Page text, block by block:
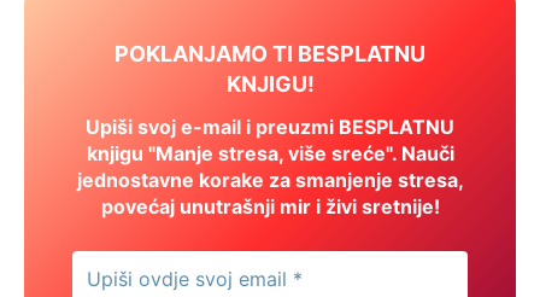
POKLANJAMO TI BESPLATNU
KNJIGU!
Upiši svoj e-mail i preuzmi BESPLATNU
knjigu "Manje stresa, više sreće". Nauči
jednostavne korake za smanjenje stresa,
povećaj unutrašnji mir i živi sretnije!